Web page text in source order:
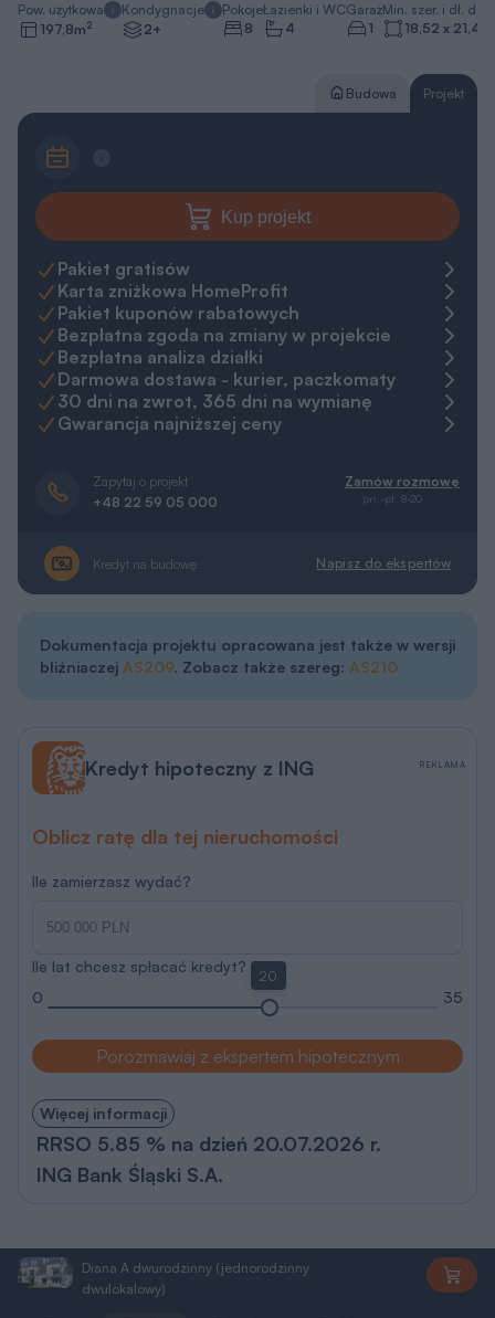
Pow. użytkowa
197,8m2
Kondygnacje
2+
Pokoje
8
Łazienki i WC
4
Garaż
1
Min. szer. i dł.
18,52 x 21,4
Budowa Projekt
Kup projekt
Pakiet gratisów
Karta zniżkowa HomeProfit
Pakiet kuponów rabatowych
Bezpłatna zgoda na zmiany w projekcie
Bezpłatna analiza działki
Darmowa dostawa - kurier, paczkomaty
30 dni na zwrot, 365 dni na wymianę
Gwarancja najniższej ceny
Zapytaj o projekt
+48 22 59 05 000
Zamów rozmowę
pn.-pt. 8-20
Kredyt na budowę Napisz do ekspertów
Dokumentacja projektu opracowana jest także w wersji
bliźniaczej AS209. Zobacz także szereg: AS210
Kredyt hipoteczny z ING
Oblicz ratę dla tej nieruchomości
Ile zamierzasz wydać?
Ile lat chcesz spłacać kredyt?
0
20
35
Porozmawiaj z ekspertem hipotecznym
Więcej informacji
RRSO 5.85 % na dzień 20.07.2026 r.
ING Bank Śląski S.A.
REKLAMA
Diana A dwurodzinny (jednorodzinny
dwulokalowy)